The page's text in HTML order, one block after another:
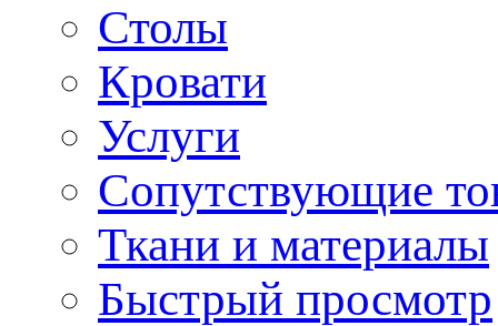
Столы
Кровати
Услуги
Сопутствующие
Ткани и материалы
Быстрый просмотр